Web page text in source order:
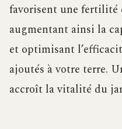
favorisent une fertilité
augmentant ainsi la
et optimisant
ajoutés à votre terre.
accroît la vitalité du